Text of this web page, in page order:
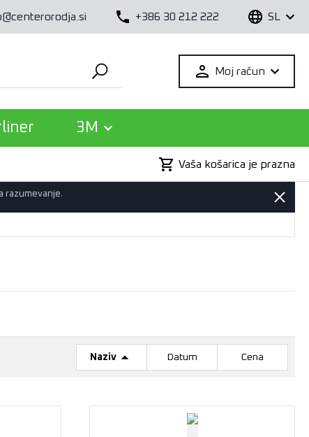
+386 30 212 222 SL
Moj račun
3M
Vaša košarica je prazna
razumevanje.
Naziv Datum Cena